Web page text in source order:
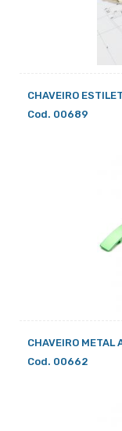
CHAVEIRO
Cod. 00689
CHAVEIRO METAL
Cod. 00662